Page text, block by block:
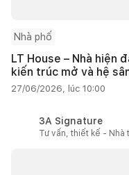
Nhà phố
LT House – Nhà hiện
kiến trúc mở và hệ
27/06/2026, lúc 10:00
3A Signature
Tư vấn, thiết kế - Nhà